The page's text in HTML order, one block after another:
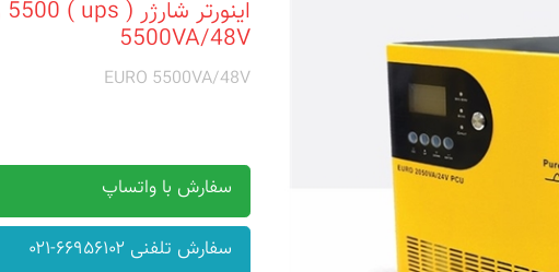
5500VA/48V
EURO 5500VA/48V
سفارش با واتساپ
سفارش تلفنی ۶۶۹۵۶۱۰۲-۰۲۱